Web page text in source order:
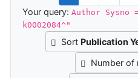
Your query:Author Sysno
k0002084^"
Sort Publication
Number of